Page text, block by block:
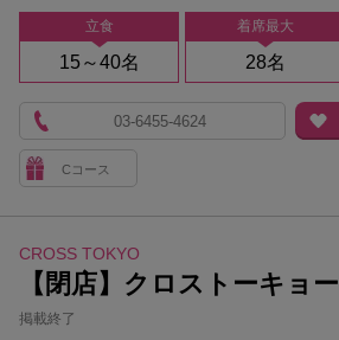
立食
15～40名
着席最大
28名
Cコース
03-6455-4624
CROSS TOKYO
【閉店】クロストーキョー
掲載終了